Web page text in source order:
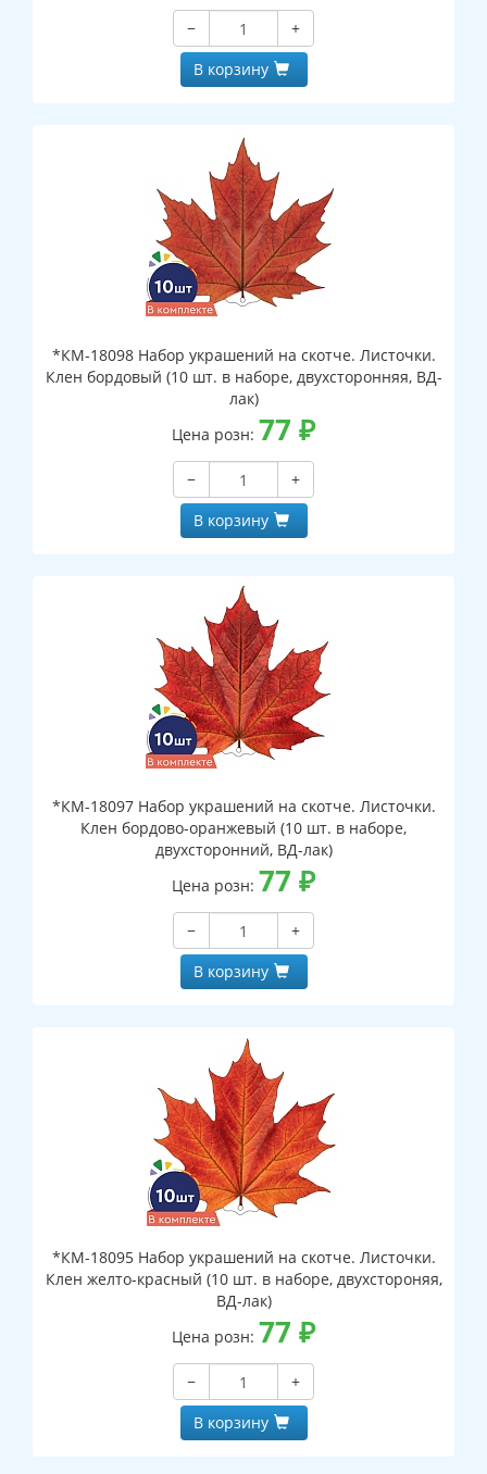
−
+
В корзину
*КМ-18098 Набор украшений на скотче. Листочки.
Клен бордовый (10 шт. в наборе, двухсторонняя, ВД-
лак)
Цена розн: 77 ₽
−
+
В корзину
*КМ-18097 Набор украшений на скотче. Листочки.
Клен бордово-оранжевый (10 шт. в наборе,
двухсторонний, ВД-лак)
Цена розн: 77 ₽
−
+
В корзину
*КМ-18095 Набор украшений на скотче. Листочки.
Клен желто-красный (10 шт. в наборе, двухстороняя,
ВД-лак)
Цена розн: 77 ₽
−
+
В корзину